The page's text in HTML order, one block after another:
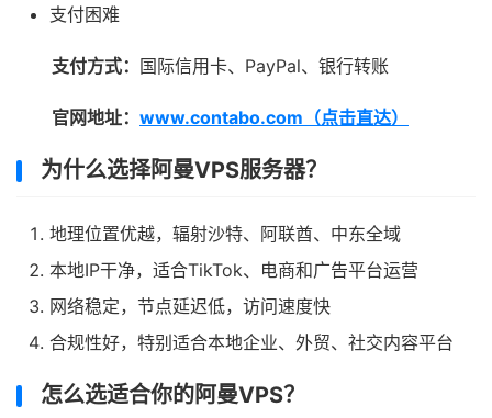
支付困难
支付方式： 国际信用卡、PayPal、银行转账
官网地址： www.contabo.com（点击直达）
为什么选择阿曼VPS服务器？
地理位置优越，辐射沙特、阿联酋、中东全域
本地IP干净，适合TikTok、电商和广告平台运营
网络稳定，节点延迟低，访问速度快
合规性好，特别适合本地企业、外贸、社交内容平台
怎么选适合你的阿曼VPS？